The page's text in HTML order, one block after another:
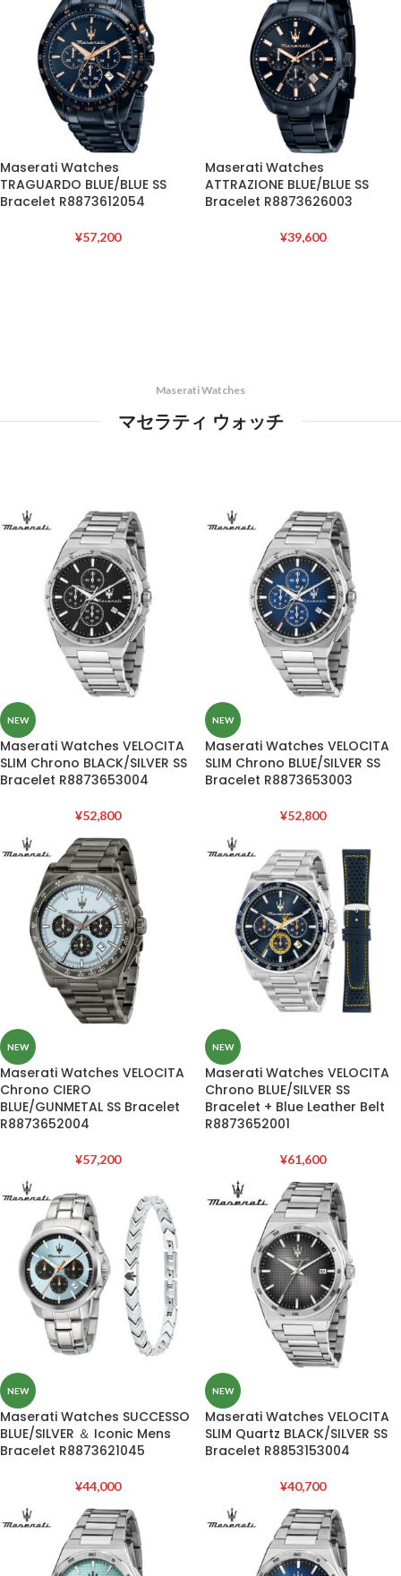
Maserati Watches
TRAGUARDO BLUE/BLUE SS
Bracelet R8873612054
¥57,200
Maserati Watches
ATTRAZIONE BLUE/BLUE SS
Bracelet R8873626003
¥39,600
Maserati Watches
マセラティ ウォッチ
NEW
Maserati Watches VELOCITA
SLIM Chrono BLACK/SILVER SS
Bracelet R8873653004
¥52,800
NEW
Maserati Watches VELOCITA
SLIM Chrono BLUE/SILVER SS
Bracelet R8873653003
¥52,800
NEW
Maserati Watches VELOCITA
Chrono CIERO
BLUE/GUNMETAL SS Bracelet
R8873652004
¥57,200
NEW
Maserati Watches VELOCITA
Chrono BLUE/SILVER SS
Bracelet + Blue Leather Belt
R8873652001
¥61,600
NEW
Maserati Watches SUCCESSO
BLUE/SILVER ＆ Iconic Mens
Bracelet R8873621045
¥44,000
NEW
Maserati Watches VELOCITA
SLIM Quartz BLACK/SILVER SS
Bracelet R8853153004
¥40,700